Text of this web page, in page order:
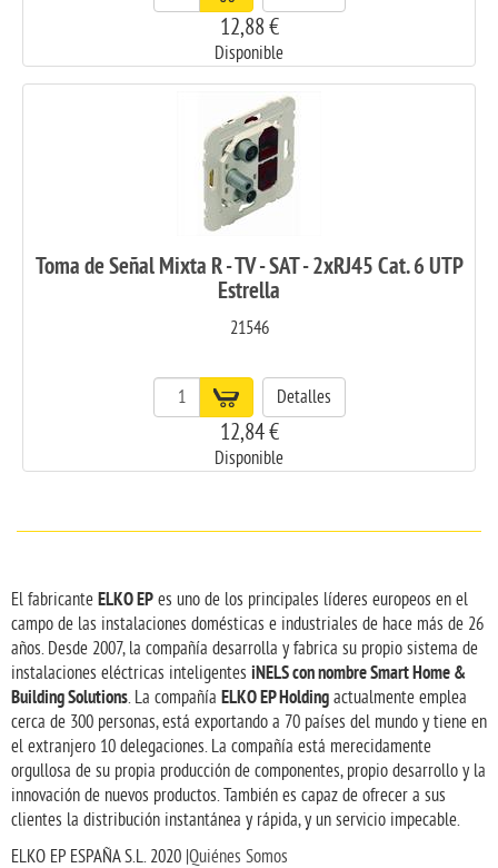
12,88 €
Disponible
Toma de Señal Mixta R - TV - SAT - 2xRJ45 Cat. 6 UTP
Estrella
21546
Detalles
12,84 €
Disponible
El fabricante ELKO EP es uno de los principales líderes europeos en el
campo de las instalaciones domésticas e industriales de hace más de 26
años. Desde 2007, la compañía desarrolla y fabrica su propio sistema de
instalaciones eléctricas inteligentes iNELS con nombre Smart Home &
Building Solutions. La compañía ELKO EP Holding actualmente emplea
cerca de 300 personas, está exportando a 70 países del mundo y tiene en
el extranjero 10 delegaciones. La compañía está merecidamente
orgullosa de su propia producción de componentes, propio desarrollo y la
innovación de nuevos productos. También es capaz de ofrecer a sus
clientes la distribución instantánea y rápida, y un servicio impecable.
ELKO EP ESPAÑA S.L. 2020 | Quiénes Somos